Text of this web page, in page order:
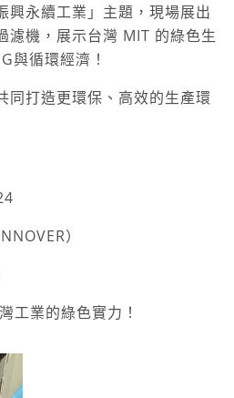
興永續工業」主題，現場展出
濾機，展示台灣 MIT 的綠色生
與循環經濟！
同打造更環保、高效的生產環
）
工業的綠色實力！